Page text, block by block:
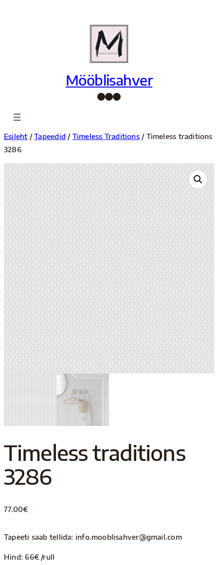
Mööblisahver
Facebook InstagramPinterest
Esileht /Tapeedid / Timeless Traditions/ Timeless traditions
3286
Timeless traditions
3286
77.00€
Tapeeti saab tellida: info.mooblisahver@gmail.com
Hind: 66€ /rull